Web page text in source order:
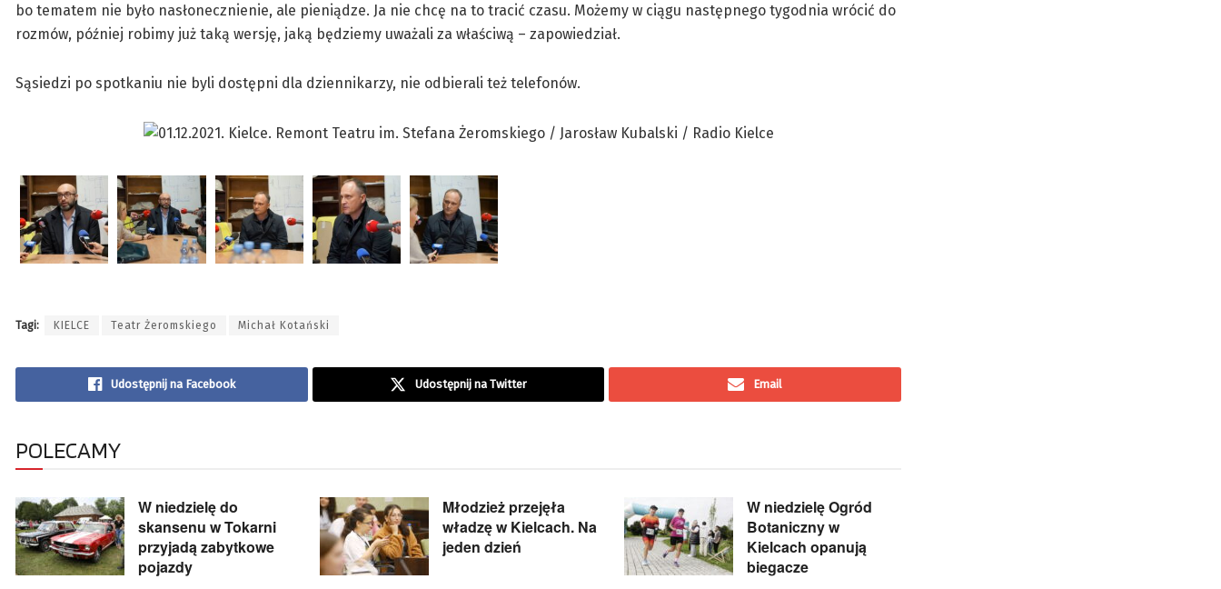
bo tematem nie było nasłonecznienie, ale pieniądze. Ja nie chcę na to tracić czasu. Możemy w ciągu następnego tygodnia wrócić do
rozmów, później robimy już taką wersję, jaką będziemy uważali za właściwą – zapowiedział.
Sąsiedzi po spotkaniu nie byli dostępni dla dziennikarzy, nie odbierali też telefonów.
Tagi: KIELCE Teatr Żeromskiego Michał Kotański
Udostępnij na Facebook Udostępnij na Twitter Email
POLECAMY
W niedzielę do
skansenu w Tokarni
przyjadą zabytkowe
pojazdy
Młodzież przejęła
władzę w Kielcach. Na
jeden dzień
W niedzielę Ogród
Botaniczny w
Kielcach opanują
biegacze